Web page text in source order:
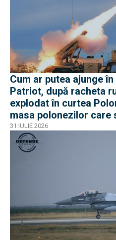
Cum ar putea ajunge
Patriot, după racheta
explodat în curtea
masa polonezilor care
31 IULIE 2026